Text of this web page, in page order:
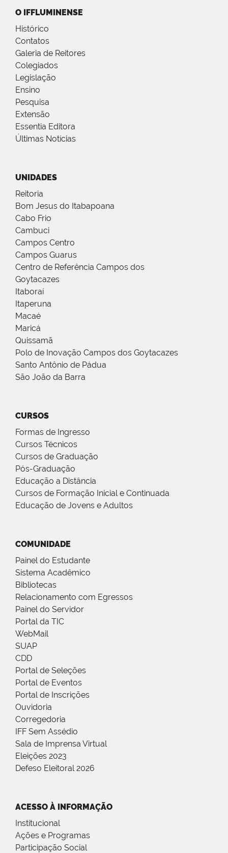
O IFFLUMINENSE
Histórico
Contatos
Galeria de Reitores
Colegiados
Legislação
Ensino
Pesquisa
Extensão
Essentia Editora
Últimas Notícias
UNIDADES
Reitoria
Bom Jesus do Itabapoana
Cabo Frio
Cambuci
Campos Centro
Campos Guarus
Centro de Referência Campos dos
Goytacazes
Itaboraí
Itaperuna
Macaé
Maricá
Quissamã
Polo de Inovação Campos dos Goytacazes
Santo Antônio de Pádua
São João da Barra
CURSOS
Formas de Ingresso
Cursos Técnicos
Cursos de Graduação
Pós-Graduação
Educação a Distância
Cursos de Formação Inicial e Continuada
Educação de Jovens e Adultos
COMUNIDADE
Painel do Estudante
Sistema Acadêmico
Bibliotecas
Relacionamento com Egressos
Painel do Servidor
Portal da TIC
WebMail
SUAP
CDD
Portal de Seleções
Portal de Eventos
Portal de Inscrições
Ouvidoria
Corregedoria
IFF Sem Assédio
Sala de Imprensa Virtual
Eleições 2023
Defeso Eleitoral 2026
ACESSO À INFORMAÇÃO
Institucional
Ações e Programas
Participação Social